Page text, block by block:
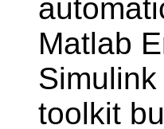
Matlab
toolkit